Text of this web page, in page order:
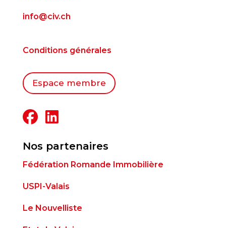
info@civ.ch
Conditions générales
Espace membre
Nos partenaires
Fédération Romande Immobilière
USPI-Valais
Le Nouvelliste